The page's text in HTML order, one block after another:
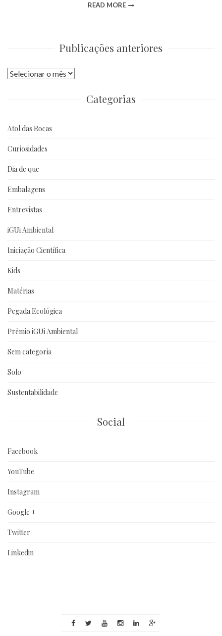
READ MORE
Publicações anteriores
Publicações
Categorias
Atol das Rocas
Curiosidades
Dia de que
Embalagens
Entrevistas
iGUi Ambiental
Iniciação Científica
Kids
Matérias
Pegada Ecológica
Prêmio iGUi Ambiental
Sem categoria
Solo
Sustentabilidade
Social
Facebook
YouTube
Instagram
Google +
Twitter
Linkedin